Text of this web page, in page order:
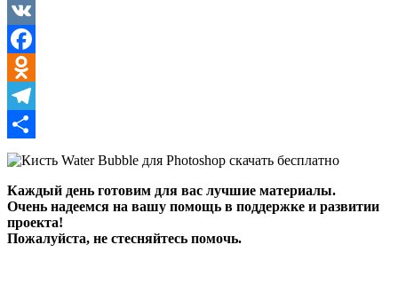
VK
Facebook
Odnoklassniki
Telegram
Отправить
Каждый день готовим для вас лучшие материалы.
Очень надеемся на вашу помощь в поддержке и развитии
проекта!
Пожалуйста, не стесняйтесь помочь.